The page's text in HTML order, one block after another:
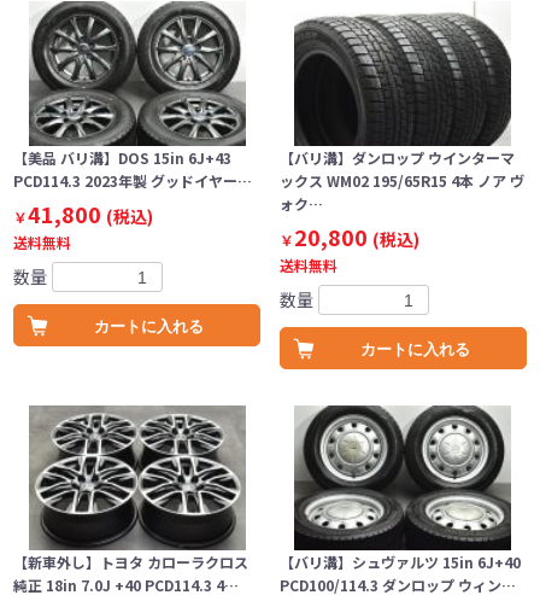
【美品 バリ溝】DOS 15in 6J+43
PCD114.3 2023年製 グッドイヤー…
￥41,800 (税込)
送料無料
数量
カートに入れる
【バリ溝】ダンロップ ウインターマ
ックス WM02 195/65R15 4本 ノア ヴ
ォク…
￥20,800 (税込)
送料無料
数量
カートに入れる
【新車外し】トヨタ カローラクロス
純正 18in 7.0J +40 PCD114.3 4…
【バリ溝】シュヴァルツ 15in 6J+40
PCD100/114.3 ダンロップ ウィン…